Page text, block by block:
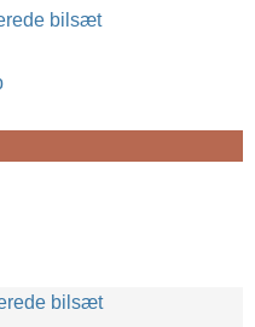
bilsæt
bilsæt